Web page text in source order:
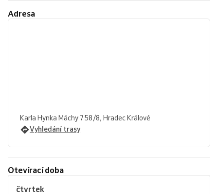
Adresa
Karla Hynka Máchy 758/8, Hradec Králové
Vyhledání trasy
Otevírací doba
čtvrtek